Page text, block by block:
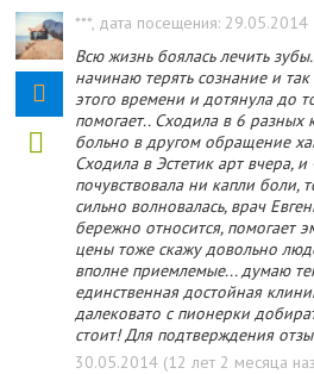
***, дата посещения: 29.05.2014
Всю жизнь боялась лечить
начинаю терять сознание и
этого времени и дотянула до
помогает.. Сходила в 6 разных
больно в другом обращение
Сходила в Эстетик арт вчера,
почувствовала ни капли боли,
сильно волновалась, врач
бережно относится, помогает
цены тоже скажу довольно
вполне приемлемые... думаю
единственная достойная
далековато с пионерки
стоит! Для подтверждения
30.05.2014 (12 лет 2 месяца